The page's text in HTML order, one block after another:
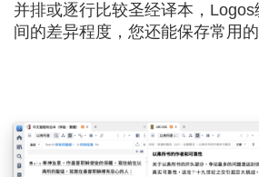
并排或逐行比较圣经译本，Logos
间的差异程度，您还能保存常用的